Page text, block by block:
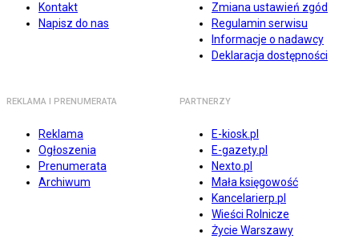
Kontakt
Napisz do nas
Zmiana ustawień zgód
Regulamin serwisu
Informacje o nadawcy
Deklaracja dostępności
REKLAMA I PRENUMERATA
Reklama
Ogłoszenia
Prenumerata
Archiwum
PARTNERZY
E-kiosk.pl
E-gazety.pl
Nexto.pl
Mała księgowość
Kancelarierp.pl
Wieści Rolnicze
Życie Warszawy